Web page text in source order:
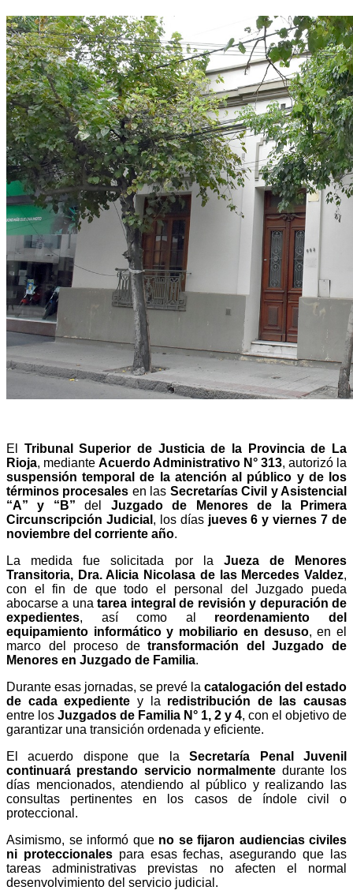
El Tribunal Superior de Justicia de la Provincia de La
Rioja, mediante Acuerdo Administrativo N° 313, autorizó la
suspensión temporal de la atención al público y de los
términos procesales en las Secretarías Civil y Asistencial
“A” y “B” del Juzgado de Menores de la Primera
Circunscripción Judicial , los días jueves 6 y viernes 7 de
noviembre del corriente año.
La medida fue solicitada por la Jueza de Menores
Transitoria, Dra. Alicia Nicolasa de las Mercedes Valdez,
con el fin de que todo el personal del Juzgado pueda
abocarse a unatarea integral de revisión y depuración de
expedientes, así como al reordenamiento del
equipamiento informático y mobiliario en desuso, en el
marco del proceso detransformación del Juzgado de
Menores en Juzgado de Familia.
Durante esas jornadas, se prevé la catalogación del estado
de cada expediente y la redistribución de las causas
entre los Juzgados de Familia N° 1, 2 y 4, con el objetivo de
garantizar una transición ordenada y eficiente.
El acuerdo dispone que laSecretaría Penal Juvenil
continuará prestando servicio normalmente durante los
días mencionados, atendiendo al público y realizando las
consultas pertinentes en los casos de índole civil o
proteccional.
Asimismo, se informó que no se fijaron audiencias civiles
ni proteccionalespara esas fechas, asegurando que las
tareas administrativas previstas no afecten el normal
desenvolvimiento del servicio judicial.